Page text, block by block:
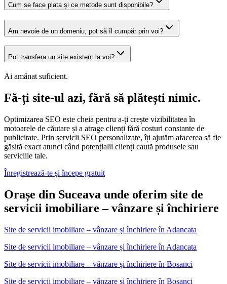
Cum se face plata și ce metode sunt disponibile?
Am nevoie de un domeniu, pot să îl cumpăr prin voi?
Pot transfera un site existent la voi?
Ai amânat suficient.
Fă-ți site-ul azi, fără să plătești nimic.
Optimizarea SEO este cheia pentru a-ți crește vizibilitatea în
motoarele de căutare și a atrage clienți fără costuri constante de
publicitate. Prin servicii SEO personalizate, îți ajutăm afacerea să fie
găsită exact atunci când potențialii clienți caută produsele sau
serviciile tale.
Înregistrează-te și începe gratuit
Orașe din Suceava unde oferim site de
servicii imobiliare – vânzare și închiriere
Site de servicii imobiliare – vânzare și închiriereîn Adancata
Site de servicii imobiliare – vânzare și închiriere în Adancata
Site de servicii imobiliare – vânzare și închiriereîn Bosanci
Site de servicii imobiliare – vânzare și închiriere în Bosanci